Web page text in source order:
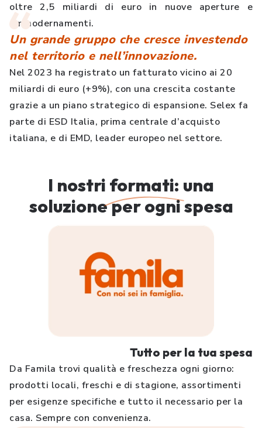
oltre 2,5 miliardi di euro in nuove aperture e
ammodernamenti.
Un grande gruppo che cresce investendo
nel territorio e nell’innovazione.
Nel 2023 ha registrato un fatturato vicino ai 20
miliardi di euro (+9%), con una crescita costante
grazie a un piano strategico di espansione. Selex fa
parte di ESD Italia, prima centrale d’acquisto
italiana, e di EMD, leader europeo nel settore.
I nostri formati: una
soluzione per ogni spesa
Tutto per la tua spesa
Da Famila trovi qualità e freschezza ogni giorno:
prodotti locali, freschi e di stagione, assortimenti
per esigenze specifiche e tutto il necessario per la
casa. Sempre con convenienza.